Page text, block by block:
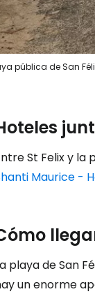
pública de San
St Felix y la
Maurice -
playa de San
un enorme